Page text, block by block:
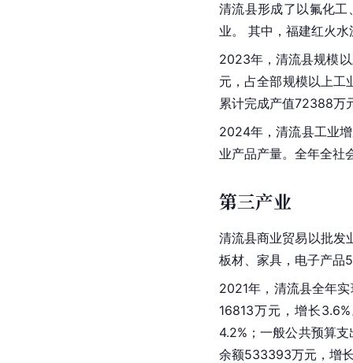
清流县形成了以氟化
业。 其中， 福建红火水
2023年，清流县规模
元，占全部规模以上工
累计完成产值72388万
2024年，清流县工业
业产品产量。全年全社
第三产业
清流县商业贸易以批发
板材、家具，电子产品
2021年，清流县全年
16813万元，增长
4.2%；一般公共预算
余额533393万元，增